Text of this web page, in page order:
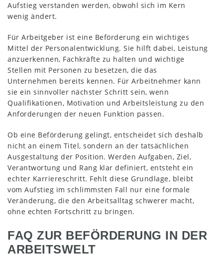
Aufstieg verstanden werden, obwohl sich im Kern
wenig ändert.
Für Arbeitgeber ist eine Beförderung ein wichtiges
Mittel der Personalentwicklung. Sie hilft dabei, Leistung
anzuerkennen, Fachkräfte zu halten und wichtige
Stellen mit Personen zu besetzen, die das
Unternehmen bereits kennen. Für Arbeitnehmer kann
sie ein sinnvoller nächster Schritt sein, wenn
Qualifikationen, Motivation und Arbeitsleistung zu den
Anforderungen der neuen Funktion passen.
Ob eine Beförderung gelingt, entscheidet sich deshalb
nicht an einem Titel, sondern an der tatsächlichen
Ausgestaltung der Position. Werden Aufgaben, Ziel,
Verantwortung und Rang klar definiert, entsteht ein
echter Karriereschritt. Fehlt diese Grundlage, bleibt
vom Aufstieg im schlimmsten Fall nur eine formale
Veränderung, die den Arbeitsalltag schwerer macht,
ohne echten Fortschritt zu bringen.
FAQ ZUR BEFÖRDERUNG IN DER
ARBEITSWELT